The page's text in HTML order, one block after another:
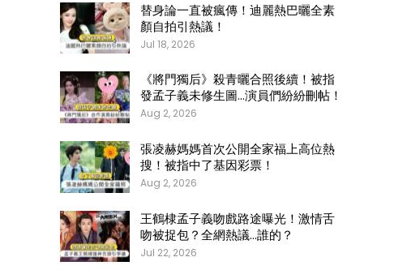
替身論一直被瘋傳！迪麗熱巴曬全素
顏自拍引熱議！
Jul 18, 2026
《將門獨后》殺青曬合照後續！被指
發孟子義未修生圖…演員們紛紛刪帖！
Aug 2, 2026
張凌赫媽媽首次公開全家福上高位熱
搜！被指中了基因彩票！
Aug 2, 2026
王鶴棣孟子義吻戲路途曝光！激情舌
吻被捉包？全網熱議…誰的？
Jul 22, 2026